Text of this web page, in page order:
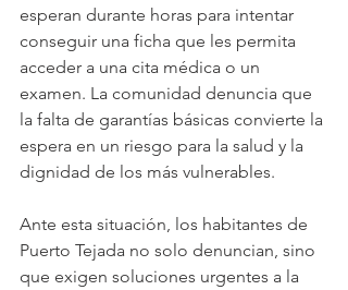
esperan durante horas para intentar
conseguir una ficha que les permita
acceder a una cita médica o un
examen. La comunidad denuncia que
la falta de garantías básicas convierte la
espera en un riesgo para la salud y la
dignidad de los más vulnerables.
Ante esta situación, los habitantes de
Puerto Tejada no solo denuncian, sino
que exigen soluciones urgentes a la